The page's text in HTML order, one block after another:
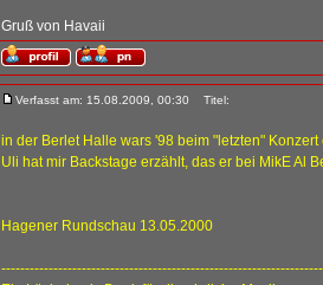
Gruß von Havaii
Verfasst am: 15.08.2009, 00:30 Titel:
in der Berlet Halle wars '98 beim "letzten" Konzert
Uli hat mir Backstage erzählt, das er bei MikE Al
Hagener Rundschau 13.05.2000